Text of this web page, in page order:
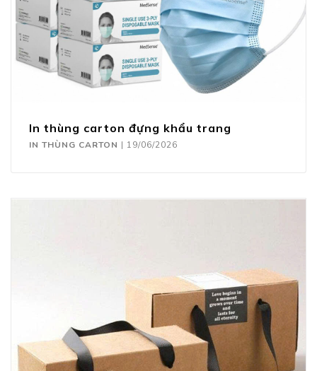
In thùng carton đựng khẩu trang
IN THÙNG CARTON | 19/06/2026